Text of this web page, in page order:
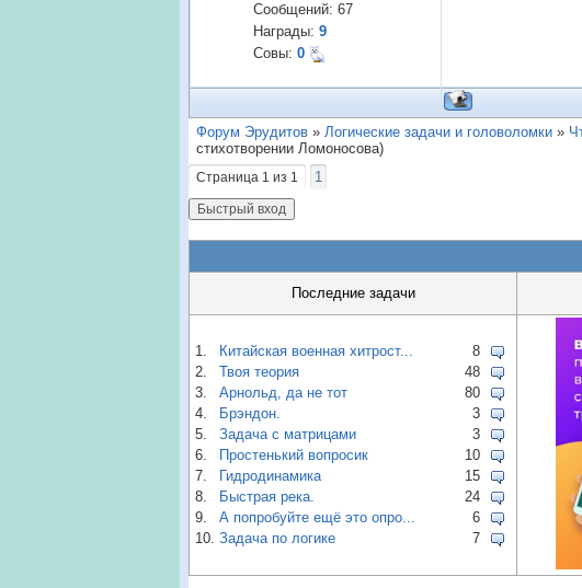
Сообщений: 67
Награды: 9
Совы: 0
Форум Эрудитов » Логические задачи и головоломки »
стихотворении Ломоносова)
Страница 1 из 1
1
Последние задачи
1. Китайская военная хитрост...
8
2.
Твоя теория
48
3.
Арнольд, да не тот
80
4.
Брэндон.
3
5.
Задача с матрицами
3
6.
Простенький вопросик
10
7.
Гидродинамика
15
8.
Быстрая река.
24
9.
А попробуйте ещё это опро...
6
10. Задача по логике 7